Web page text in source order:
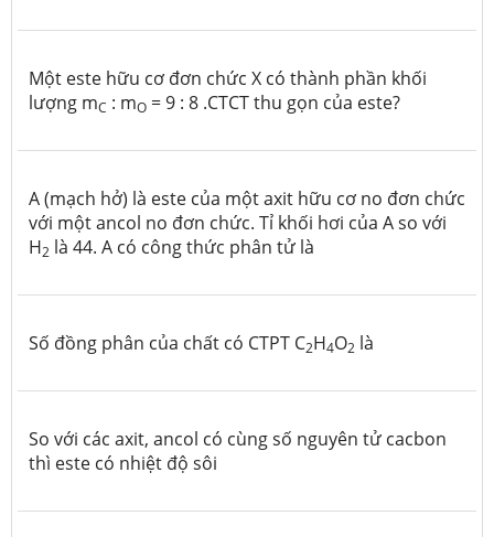
Một este hữu cơ đơn chức X có thành phần khối
lượng mC : mO = 9 : 8 .CTCT thu gọn của este?
A (mạch hở) là este của một axit hữu cơ no đơn chức
với một ancol no đơn chức. Tỉ khối hơi của A so với
H2 là 44. A có công thức phân tử là
Số đồng phân của chất có CTPT C2H4O2 là
So với các axit, ancol có cùng số nguyên tử cacbon
thì este có nhiệt độ sôi